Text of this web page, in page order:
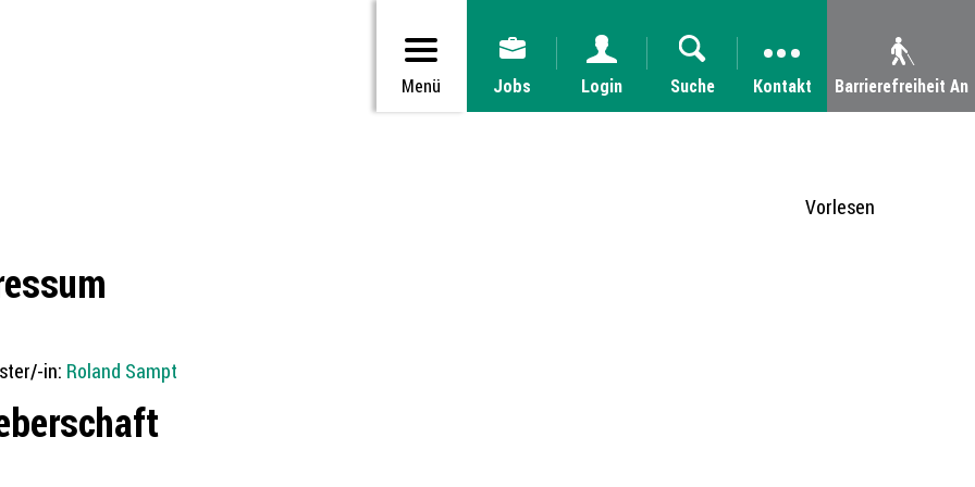
Menü Jobs Login Suche Kontakt Barrierefreiheit An
Vorlesen
in: Roland Sampt